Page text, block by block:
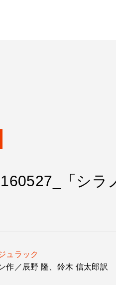
「シラ
ュラック
作／辰野 隆、鈴木 信太郎訳